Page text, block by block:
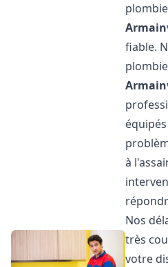
fiable.
à
Nos
très
votre